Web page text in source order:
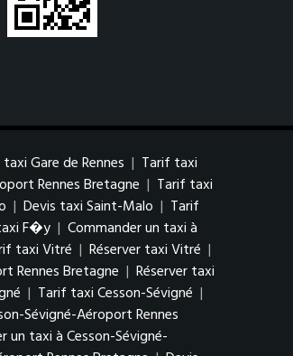
Gare de Rennes | Tarif taxi
Rennes Bretagne | Tarif taxi
| Devis taxi Saint-Malo | Tarif
F�y | Commander un taxi à
taxi Vitré | Réserver taxi Vitré |
Rennes Bretagne | Réserver taxi
| Tarif taxi Cesson-Sévigné |
Sévigné-Aéroport Rennes
un taxi à Cesson-Sévigné-